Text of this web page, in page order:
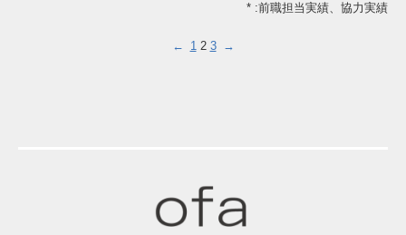
* :前職担当実績、協力実績
← 1 2 3 →